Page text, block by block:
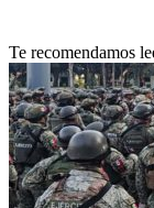
Te recomendamos